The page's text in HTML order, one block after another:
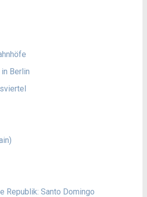
Berlin
Republik: Santo Domingo